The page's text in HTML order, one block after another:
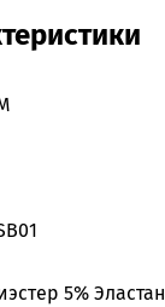
5% Эластан